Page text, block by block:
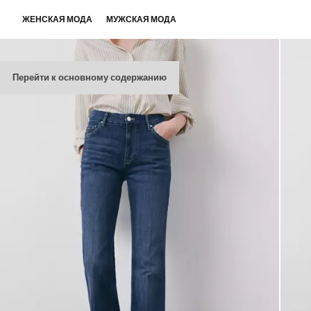
Перейти к основному содержанию
ЖЕНСКАЯ МОДА МУЖСКАЯ МОДА